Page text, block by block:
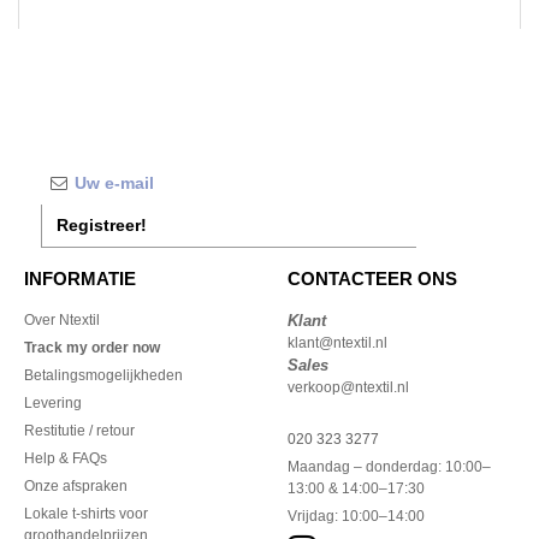
Registreer!
INFORMATIE
Over Ntextil
Track my order now
Betalingsmogelijkheden
Levering
Restitutie / retour
Help & FAQs
Onze afspraken
Lokale t-shirts voor
groothandelprijzen
CONTACTEER ONS
Klant
klant@ntextil.nl
Sales
verkoop@ntextil.nl
020 323 3277
Maandag – donderdag: 10:00–
13:00 & 14:00–17:30
Vrijdag: 10:00–14:00